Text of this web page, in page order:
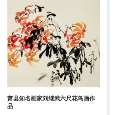
萧县知名画家刘继武六尺花鸟画作
品